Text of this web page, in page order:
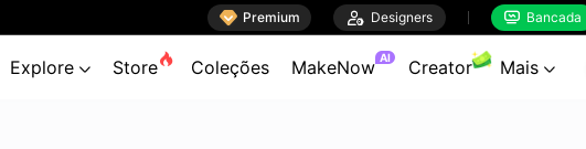
 Premium  Designers  Bancada
Explore  Store Coleções MakeNow AI Creator Mais 